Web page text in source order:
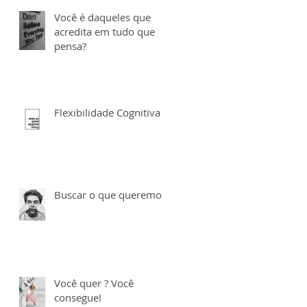
Você é daqueles que
acredita em tudo que
pensa?
Flexibilidade Cognitiva
Buscar o que queremos
Você quer ? Você
consegue!